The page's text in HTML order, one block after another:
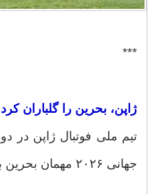
***
ژاپن، بحرین را گلباران کرد
تیم ملی فوتبال ژاپن در
جهانی ۲۰۲۶ مهمان بحرین بود.